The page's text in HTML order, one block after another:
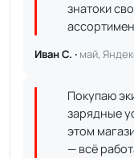
знатоки
Иван С. · май,
Покупаю
зарядные
этом
— всё